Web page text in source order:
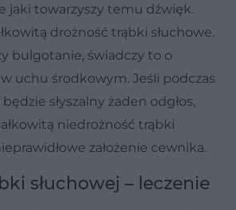
jaki towarzyszy temu dźwięk.
drożność trąbki słuchowe.
bulgotanie, świadczy to o
uchu środkowym. Jeśli podczas
słyszalny żaden odgłos,
niedrożność trąbki
założenie cewnika.
słuchowej – leczenie